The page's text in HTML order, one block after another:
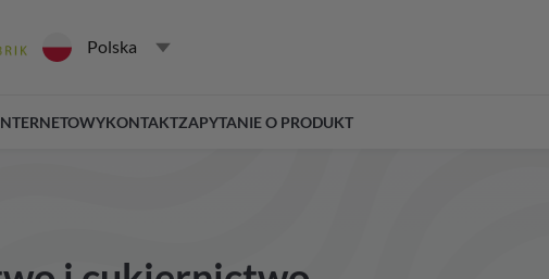
Polska
KONTAKTZAPYTANIE O PRODUKT